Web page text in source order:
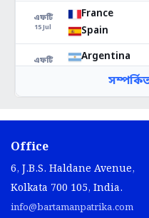
Office
6, J.B.S. Haldane Avenue,
Kolkata 700 105, India.
info@bartamanpatrika.com